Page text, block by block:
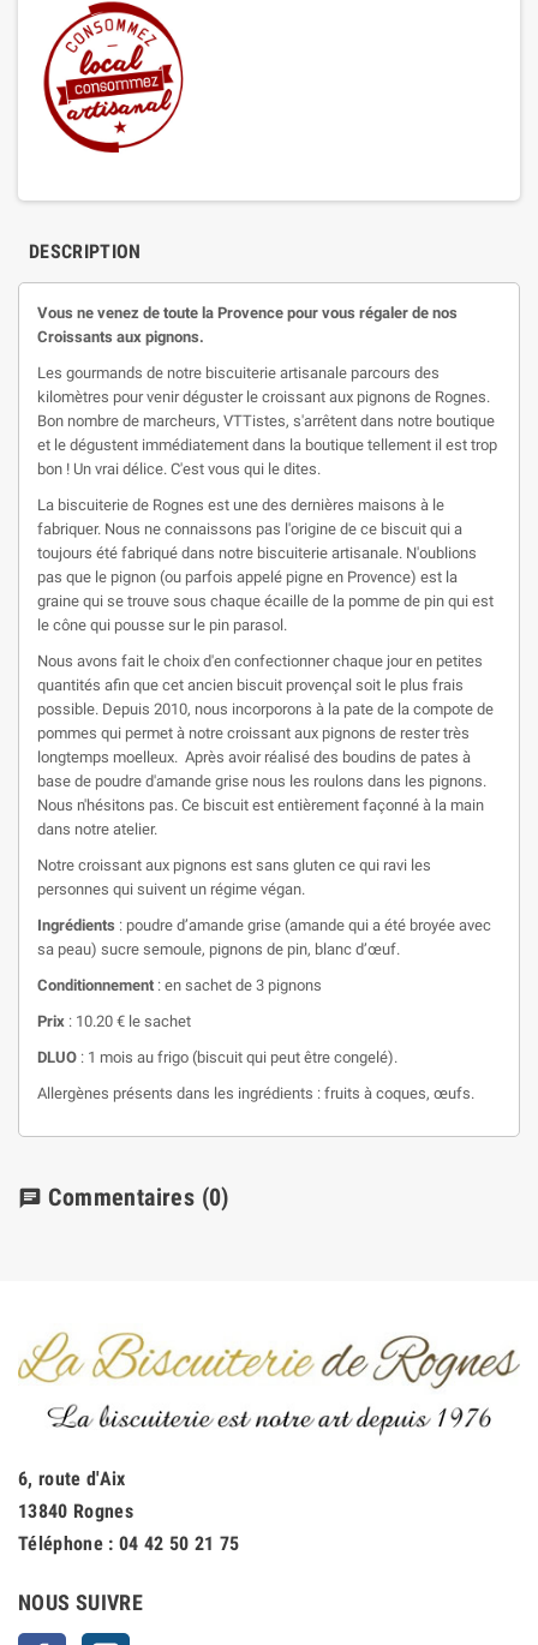
DESCRIPTION
Vous ne venez de toute la Provence pour vous régaler de nos
Croissants aux pignons.
Les gourmands de notre biscuiterie artisanale parcours des
kilomètres pour venir déguster le croissant aux pignons de Rognes.
Bon nombre de marcheurs, VTTistes, s'arrêtent dans notre boutique
et le dégustent immédiatement dans la boutique tellement il est trop
bon ! Un vrai délice. C'est vous qui le dites.
La biscuiterie de Rognes est une des dernières maisons à le
fabriquer. Nous ne connaissons pas l'origine de ce biscuit qui a
toujours été fabriqué dans notre biscuiterie artisanale. N'oublions
pas que le pignon (ou parfois appelé pigne en Provence) est la
graine qui se trouve sous chaque écaille de la pomme de pin qui est
le cône qui pousse sur le pin parasol.
Nous avons fait le choix d'en confectionner chaque jour en petites
quantités afin que cet ancien biscuit provençal soit le plus frais
possible. Depuis 2010, nous incorporons à la pate de la compote de
pommes qui permet à notre croissant aux pignons de rester très
longtemps moelleux. Après avoir réalisé des boudins de pates à
base de poudre d'amande grise nous les roulons dans les pignons.
Nous n'hésitons pas. Ce biscuit est entièrement façonné à la main
dans notre atelier.
Notre croissant aux pignons est sans gluten ce qui ravi les
personnes qui suivent un régime végan.
Ingrédients : poudre d’amande grise (amande qui a été broyée avec
sa peau) sucre semoule, pignons de pin, blanc d’œuf.
Conditionnement : en sachet de 3 pignons
Prix : 10.20 € le sachet
DLUO : 1 mois au frigo (biscuit qui peut être congelé).
Allergènes présents dans les ingrédients : fruits à coques, œufs.
chat Commentaires (0)
6, route d'Aix
13840 Rognes
Téléphone : 04 42 50 21 75
NOUS SUIVRE